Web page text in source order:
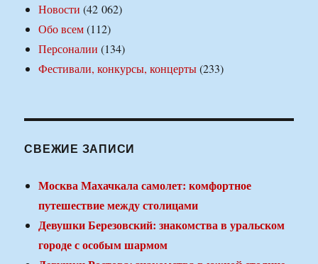
Новости (42 062)
Обо всем(112)
Персоналии (134)
Фестивали, конкурсы, концерты(233)
СВЕЖИЕ ЗАПИСИ
Москва Махачкала самолет: комфортное
путешествие между столицами
Девушки Березовский: знакомства в уральском
городе с особым шармом